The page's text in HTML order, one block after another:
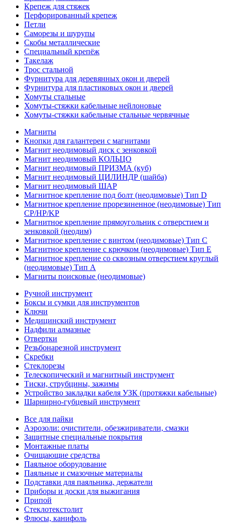
Крепеж для стяжек
Перфорированный крепеж
Петли
Саморезы и шурупы
Скобы металлические
Специальный крепёж
Такелаж
Трос стальной
Фурнитура для деревянных окон и дверей
Фурнитура для пластиковых окон и дверей
Хомуты стальные
Хомуты-стяжки кабельные нейлоновые
Хомуты-стяжки кабельные стальные червячные
Магниты
Кнопки для галантереи с магнитами
Магнит неодимовый диск с зенковкой
Магнит неодимовый КОЛЬЦО
Магнит неодимовый ПРИЗМА (куб)
Магнит неодимовый ЦИЛИНДР (шайба)
Магнит неодимовый ШАР
Магнитное крепление под болт (неодимовые) Тип D
Магнитное крепление прорезиненное (неодимовые) Тип
CP/HP/KP
Магнитное крепление прямоугольник с отверстием и
зенковкой (неодим)
Магнитное крепление с винтом (неодимовые) Тип С
Магнитное крепление с крючком (неодимовые) Тип Е
Магнитное крепление со сквозным отверстием круглый
(неодимовые) Тип А
Магниты поисковые (неодимовые)
Ручной инструмент
Боксы и сумки для инструментов
Ключи
Медицинский инструмент
Надфили алмазные
Отвертки
Резьбонарезной инструмент
Скребки
Стеклорезы
Телескопический и магнитный инструмент
Тиски, струбцины, зажимы
Устройство закладки кабеля УЗК (протяжки кабельные)
Шарнирно-губцевый инструмент
Все для пайки
Аэрозоли: очистители, обезжириватели, смазки
Защитные специальные покрытия
Монтажные платы
Очищающие средства
Паяльное оборудование
Паяльные и смазочные материалы
Подставки для паяльника, держатели
Приборы и доски для выжигания
Припой
Стеклотекстолит
Флюсы, канифоль